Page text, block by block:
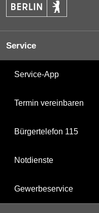
Service
Service-App
Termin vereinbaren
Bürgertelefon 115
Notdienste
Gewerbeservice